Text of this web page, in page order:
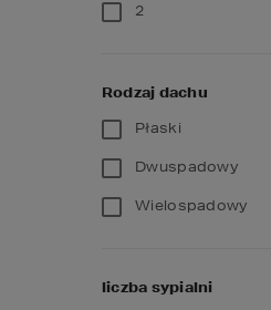
2
Rodzaj dachu
Płaski
Dwuspadowy
Wielospadowy
liczba sypialni